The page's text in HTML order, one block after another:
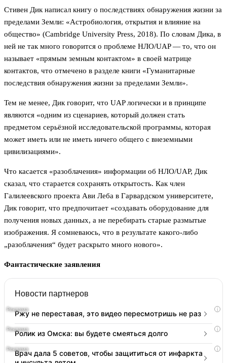
Стивен Дик написал книгу о последствиях обнаружения жизни за
пределами Земли: «Астробиология, открытия и влияние на
общество» (Cambridge University Press, 2018). По словам Дика, в
ней не так много говорится о проблеме НЛО/UAP — то, что он
называет «прямым земным контактом» в своей матрице
контактов, что отмечено в разделе книги «Гуманитарные
последствия обнаружения жизни за пределами Земли».
Тем не менее, Дик говорит, что UAP логически и в принципе
являются «одним из сценариев, который должен стать
предметом серьёзной исследовательской программы, которая
может иметь или не иметь ничего общего с внеземными
цивилизациями».
Что касается «разоблачения» информации об НЛО/UAP, Дик
сказал, что старается сохранять открытость. Как член
Галилеевского проекта Ави Леба в Гарвардском университете,
Дик говорит, что предпочитает «создавать оборудование для
получения новых данных, а не перебирать старые размытые
изображения. Я сомневаюсь, что в результате какого-либо
„разоблачения“ будет раскрыто много нового».
Фантастические заявления
Новости партнеров
i
Ржу не переставая, это видео пересмотришь не раз
i
Ролик из Омска: вы будете смеяться долго
i
Врач дала 5 советов, чтобы защититься от инфаркта